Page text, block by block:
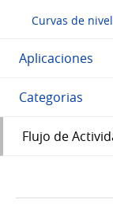
Curvas de
Aplicaciones
Categorias
Flujo de